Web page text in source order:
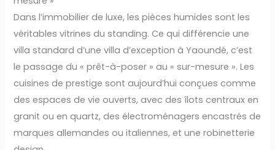
Dans l’immobilier de luxe, les pièces humides sont les
véritables vitrines du standing. Ce qui différencie une
villa standard d’une villa d’exception à Yaoundé, c’est
le passage du « prêt-à-poser » au « sur-mesure ». Les
cuisines de prestige sont aujourd’hui conçues comme
des espaces de vie ouverts, avec des îlots centraux en
granit ou en quartz, des électroménagers encastrés de
marques allemandes ou italiennes, et une robinetterie